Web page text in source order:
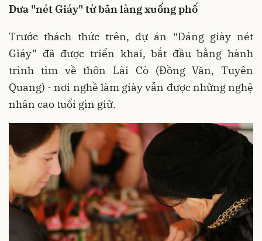
Đưa "nét Giáy" từ bản làng xuống phố
Trước thách thức trên, dự án “Dáng giày nét
Giáy” đã được triển khai, bắt đầu bằng hành
trình tìm về thôn Lài Cò (Đồng Văn, Tuyên
Quang) - nơi nghề làm giày vẫn được những nghệ
nhân cao tuổi gìn giữ.